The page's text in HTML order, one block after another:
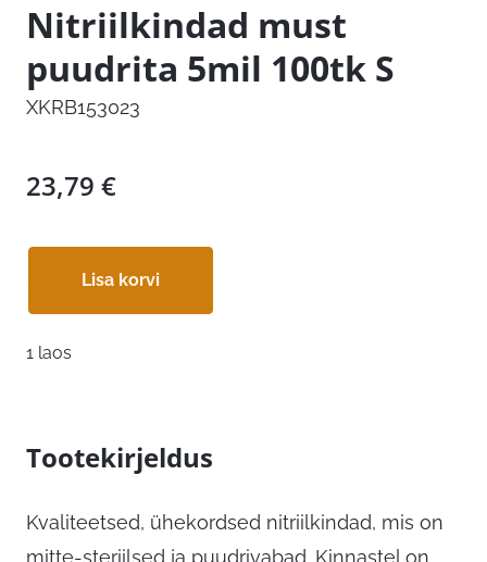
Nitriilkindad must
puudrita 5mil 100tk S
XKRB153023
23,79 €
Lisa korvi
1 laos
Tootekirjeldus
Kvaliteetsed, ühekordsed nitriilkindad, mis on
mitte-steriilsed ja puudrivabad. Kinnastel on